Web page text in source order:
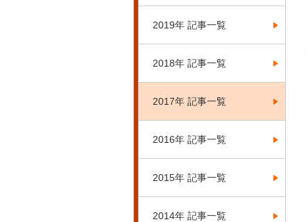
2019年 記事一覧
2018年 記事一覧
2017年 記事一覧
2016年 記事一覧
2015年 記事一覧
2014年 記事一覧